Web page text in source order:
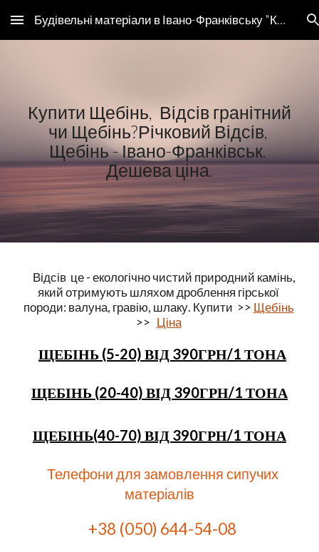
Skip to main content Skip to navigation
Будівельні матеріали в Івано-Франківську "Компанія Буд-Сервіс"
чи Щебінь?Річковий Відсів,
Щебінь - Івано-Франківськ.
Дешева ціна.
який отримують шляхом дроблення гірської
породи: валуна, гравію, шлаку. Купити  >> Щебінь
>> Ціна
ЩЕБІНЬ (5-20) ВІД 390ГРН/1 ТОНА
ЩЕБІНЬ (20-40) ВІД 390ГРН/1 ТОНА
ЩЕБІНЬ(40-70) ВІД 390ГРН/1 ТОНА
матеріалів
+38 (050) 644-54-08